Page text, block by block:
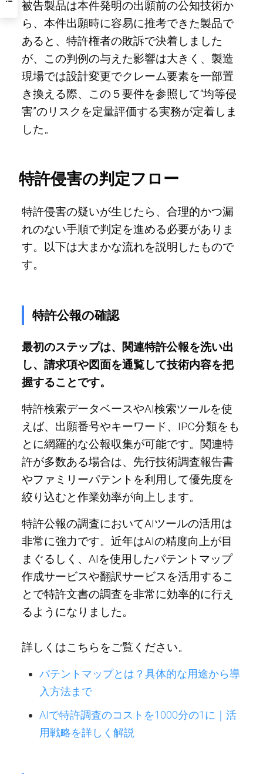
被告製品は本件発明の出願前の公知技術か
ら、本件出願時に容易に推考できた製品で
あると、特許権者の敗訴で決着しました
が、この判例の与えた影響は大きく、製造
現場では設計変更でクレーム要素を一部置
き換える際、この５要件を参照して“均等侵
害”のリスクを定量評価する実務が定着しま
した。
特許侵害の判定フロー
特許侵害の疑いが生じたら、合理的かつ漏
れのない手順で判定を進める必要がありま
す。以下は大まかな流れを説明したもので
す。
特許公報の確認
最初のステップは、関連特許公報を洗い出
し、請求項や図面を通覧して技術内容を把
握することです。
特許検索データベースやAI検索ツールを使
えば、出願番号やキーワード、IPC分類をも
とに網羅的な公報収集が可能です。関連特
許が多数ある場合は、先行技術調査報告書
やファミリーパテントを利用して優先度を
絞り込むと作業効率が向上します。
特許公報の調査においてAIツールの活用は
非常に強力です。近年はAIの精度向上が目
まぐるしく、AIを使用したパテントマップ
作成サービスや翻訳サービスを活用するこ
とで特許文書の調査を非常に効率的に行え
るようになりました。
詳しくはこちらをご覧ください。
パテントマップとは？具体的な用途から導
入方法まで
AIで特許調査のコストを1000分の1に｜活
用戦略を詳しく解説